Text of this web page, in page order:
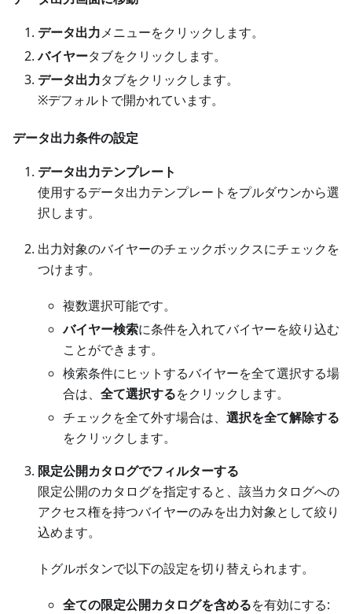
データ出力メニューをクリックします。
バイヤータブをクリックします。
データ出力タブをクリックします。
※デフォルトで開かれています。
データ出力条件の設定
データ出力テンプレート
使用するデータ出力テンプレートをプルダウンから選
択します。
出力対象のバイヤーのチェックボックスにチェックを
つけます。
複数選択可能です。
バイヤー検索に条件を入れてバイヤーを絞り込む
ことができます。
検索条件にヒットするバイヤーを全て選択する場
合は、 全て選択するをクリックします。
チェックを全て外す場合は、 選択を全て解除する
をクリックします。
限定公開カタログでフィルターする
限定公開のカタログを指定すると、該当カタログへの
アクセス権を持つバイヤーのみを出力対象として絞り
込めます。
トグルボタンで以下の設定を切り替えられます。
全ての限定公開カタログを含めるを有効にする: